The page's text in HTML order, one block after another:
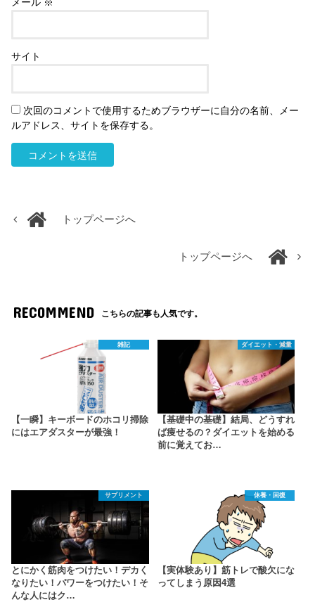
サイト
次回のコメントで使用するためブラウザーに自分の名前、メー
ルアドレス、サイトを保存する。
トップページへ
トップページへ
RECOMMEND こちらの記事も人気です。
雑記
【一瞬】キーボードのホコリ掃除
にはエアダスターが最強！
ダイエット・減量
【基礎中の基礎】結局、どうすれ
ば痩せるの？ダイエットを始める
前に覚えてお…
サプリメント
とにかく筋肉をつけたい！デカく
なりたい！パワーをつけたい！そ
んな人にはク…
休養・回復
【実体験あり】筋トレで酸欠にな
ってしまう原因4選